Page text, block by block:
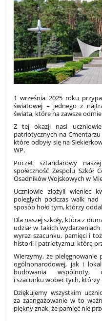
1 września 2025 roku
światowej – jednego z
świata, które na zawsze
Z tej okazji nasi
patriotycznych na
które odbyły się na
WP.
Poczet sztandarowy
społeczność Zespołu Szkół
Osadników Wojskowych w
Uczniowie złożyli wieniec
poległych podczas walk
sposób hołd tym, którzy
Dla naszej szkoły, która z
udział w takich
wyraz szacunku, pamięci i
historii i patriotyzmu, którą
Wierzymy, że pielęgnowanie
ogólnonarodowej, jak i
budowania wspólnoty,
i szacunku wobec tych,
Dziękujemy wszystkim
za zaangażowanie w to
piękny znak, że pamięć nie